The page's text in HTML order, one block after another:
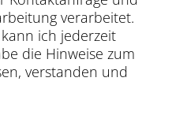
verarbeitet.
ich jederzeit
die Hinweise zum
verstanden und